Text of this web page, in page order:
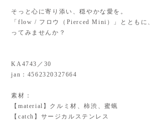
そっと心に寄り添い、穏やかな愛を。
「flow / フロウ（Pierced Mini）」とともに
ってみませんか？
KA4743／30
jan：4562320327664
素材：
【material】クルミ材、柿渋、蜜蝋
【catch】サージカルステンレス